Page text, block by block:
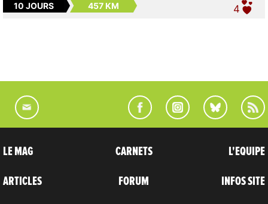
10 JOURS 457 KM 4
LE MAG
ARTICLES
CARNETS
FORUM
L'EQUIPE
INFOS SITE